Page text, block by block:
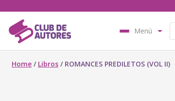
Menú
Home / Libros / ROMANCES PREDILETOS (VOL II)